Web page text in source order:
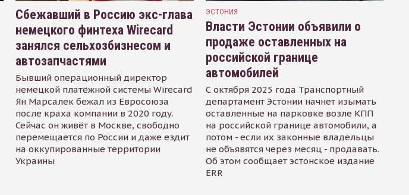
Сбежавший в Россию экс-глава
немецкого финтеха Wirecard
занялся сельхозбизнесом и
автозапчастями
Бывший операционный директор
немецкой платёжной системы Wirecard
Ян Марсалек бежал из Евросоюза
после краха компании в 2020 году.
Сейчас он живёт в Москве, свободно
перемещается по России и даже ездит
на оккупированные территории
Украины
ЭСТОНИЯ
Власти Эстонии объявили о
продаже оставленных на
российской границе
автомобилей
С октября 2025 года Транспортный
департамент Эстонии начнет изымать
оставленные на парковке возле КПП
на российской границе автомобили, а
потом - если их законные владельцы
не объявятся через месяц - продавать.
Об этом сообщает эстонское издание
ERR